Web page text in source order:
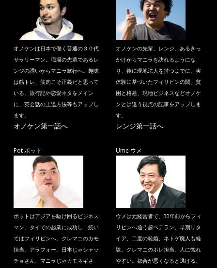
オノケンは日本で働く普通の３０代
サラリーマン。職場の先輩であるレ
ンジの誘いからマニラ旅行へ。趣味
は筋トレ、筋肉こそ正義だと思って
いる。旅行記や恋愛ネタをメイン
に、英会話の上達方法等もアップし
ます。
オノケン第一話へ
オノケンの先輩、レンジ。あるきっ
かけからマニラを訪れるようにな
り、後に現地法人を持つまでに。実
体験に基づいたフィリピンの闇、貧
困と格差、現地ビジネスなどオノケ
ンとは違う視点の記事をアップしま
す。
レンジ第一話へ
Pot ポット
ポットはアジアを駆け回るビジネス
マン。タイでの起業に成功し、続い
てはフィリピンへ。クレマニのカモ
担当。アラフォー。日本じゃシャッ
チョさん、マニラじゃカモネギさ
Ume ウメ
ウメは元経営者で、30年前からフィ
リピンへ通う超ベテラン。早期リタ
イア、二度の離婚、ネトゲ廃人も経
験。クレマニのホレ担当。人に惚れ
やすい。都合が悪くなると逃げる、